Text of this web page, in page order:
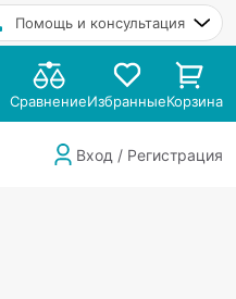
Помощь и консультация
СравнениеИзбранныеКорзина
Вход / Регистрация